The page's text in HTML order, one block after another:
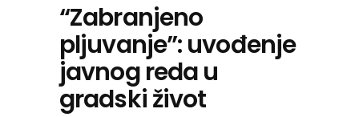
“Zabranjeno
pljuvanje”: uvođenje
javnog reda u
gradski život